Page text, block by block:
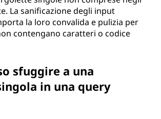
La sanificazione degli input
la loro convalida e pulizia per
contengano caratteri o codice
sfuggire a una
in una query